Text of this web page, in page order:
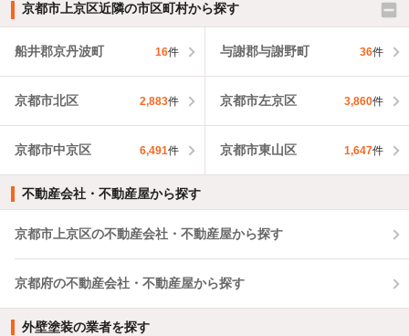
京都市上京区近隣の市区町村から探す
船井郡京丹波町 16件 与謝郡与謝野町 36件
京都市北区 2,883件 京都市左京区 3,860件
京都市中京区 6,491件 京都市東山区 1,647件
不動産会社・不動産屋から探す
京都市上京区の不動産会社・不動産屋から探す
京都府の不動産会社・不動産屋から探す
外壁塗装の業者を探す